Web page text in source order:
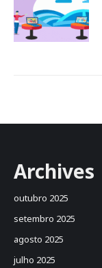
Archives
outubro 2025
setembro 2025
agosto 2025
julho 2025